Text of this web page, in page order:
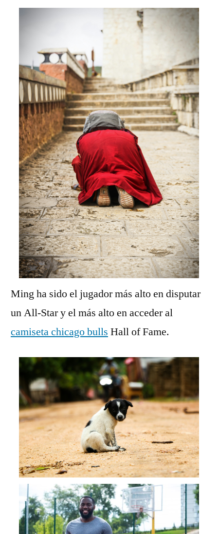
Ming ha sido el jugador más alto en disputar
un All-Star y el más alto en acceder al
camiseta chicago bulls Hall of Fame.